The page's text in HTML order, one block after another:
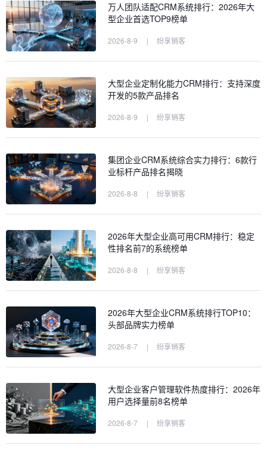
万人团队适配CRM系统排行：2026年大
型企业首选TOP9榜单
2026-8-9 | 纷享销客
大型企业定制化能力CRM排行：支持深度
开发的5款产品排名
2026-8-9 | 纷享销客
集团企业CRM系统综合实力排行：6款行
业标杆产品排名揭晓
2026-8-8 | 纷享销客
2026年大型企业高可用CRM排行：稳定
性排名前7的系统榜单
2026-8-8 | 纷享销客
2026年大型企业CRM系统排行TOP10：
头部品牌实力榜单
2026-8-7 | 纷享销客
大型企业客户管理软件热度排行：2026年
用户选择量前8名榜单
2026-8-7 | 纷享销客